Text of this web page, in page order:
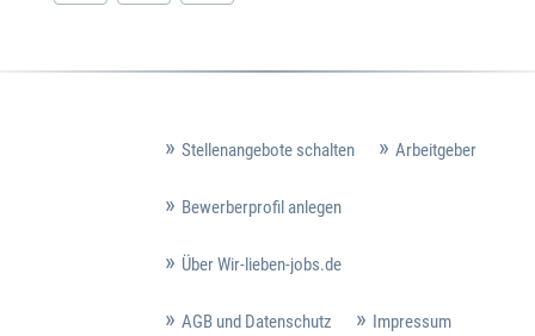
Stellenangebote schalten Arbeitgeber
Bewerberprofil anlegen
Über Wir-lieben-jobs.de
AGB und Datenschutz Impressum